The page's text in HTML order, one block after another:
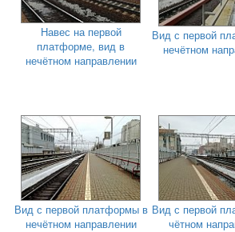
Навес на первой
платформе, вид в
нечётном направлении
Вид с первой
нечётном
Вид с первой платформы в
нечётном направлении
Вид с первой
чётном